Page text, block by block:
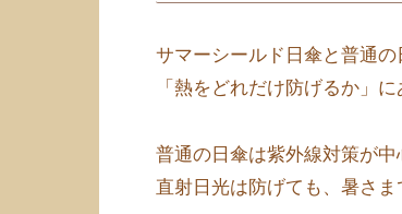
サマーシールド日傘と普通の
「熱をどれだけ防げるか」に
普通の日傘は紫外線対策が中
直射日光は防げても、暑さ